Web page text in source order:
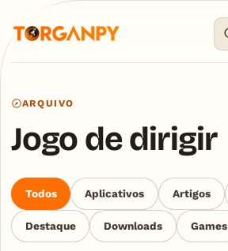
ARQUIVO
Jogo de dirigir
Todos Aplicativos Artigos
Destaque Downloads Games